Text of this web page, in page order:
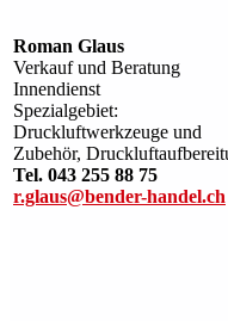
Roman Glaus
Verkauf und Beratung
Innendienst
Spezialgebiet:
Druckluftwerkzeuge und
Zubehör,
Tel. 043 255 88 75
r.glaus@bender-handel.ch